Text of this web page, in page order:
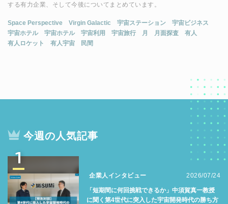
する有力企業、そして今後についてまとめています。
Space Perspective Virgin Galactic 宇宙ステーション
宇宙ビジネス
宇宙ホテル
宇宙ホテル 宇宙利用 宇宙旅行 月 月面探査
有人
有人ロケット
有人宇宙 民間
今週の人気記事
1
企業人インタビュー 2026/07/24
「短期間に何回挑戦できるか」中須賀真一教授
に聞く第4世代に突入した宇宙開発時代の勝ち方